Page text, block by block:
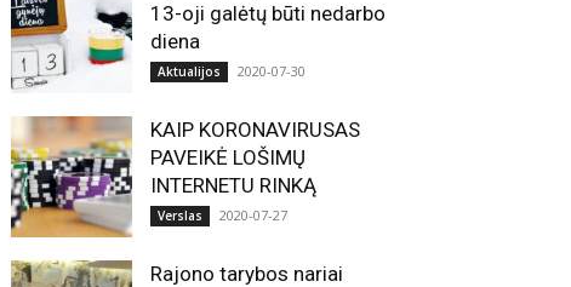
13-oji galėtų būti nedarbo
diena
Aktualijos 2020-07-30
KAIP KORONAVIRUSAS
PAVEIKĖ LOŠIMŲ
INTERNETU RINKĄ
Verslas 2020-07-27
Rajono tarybos nariai